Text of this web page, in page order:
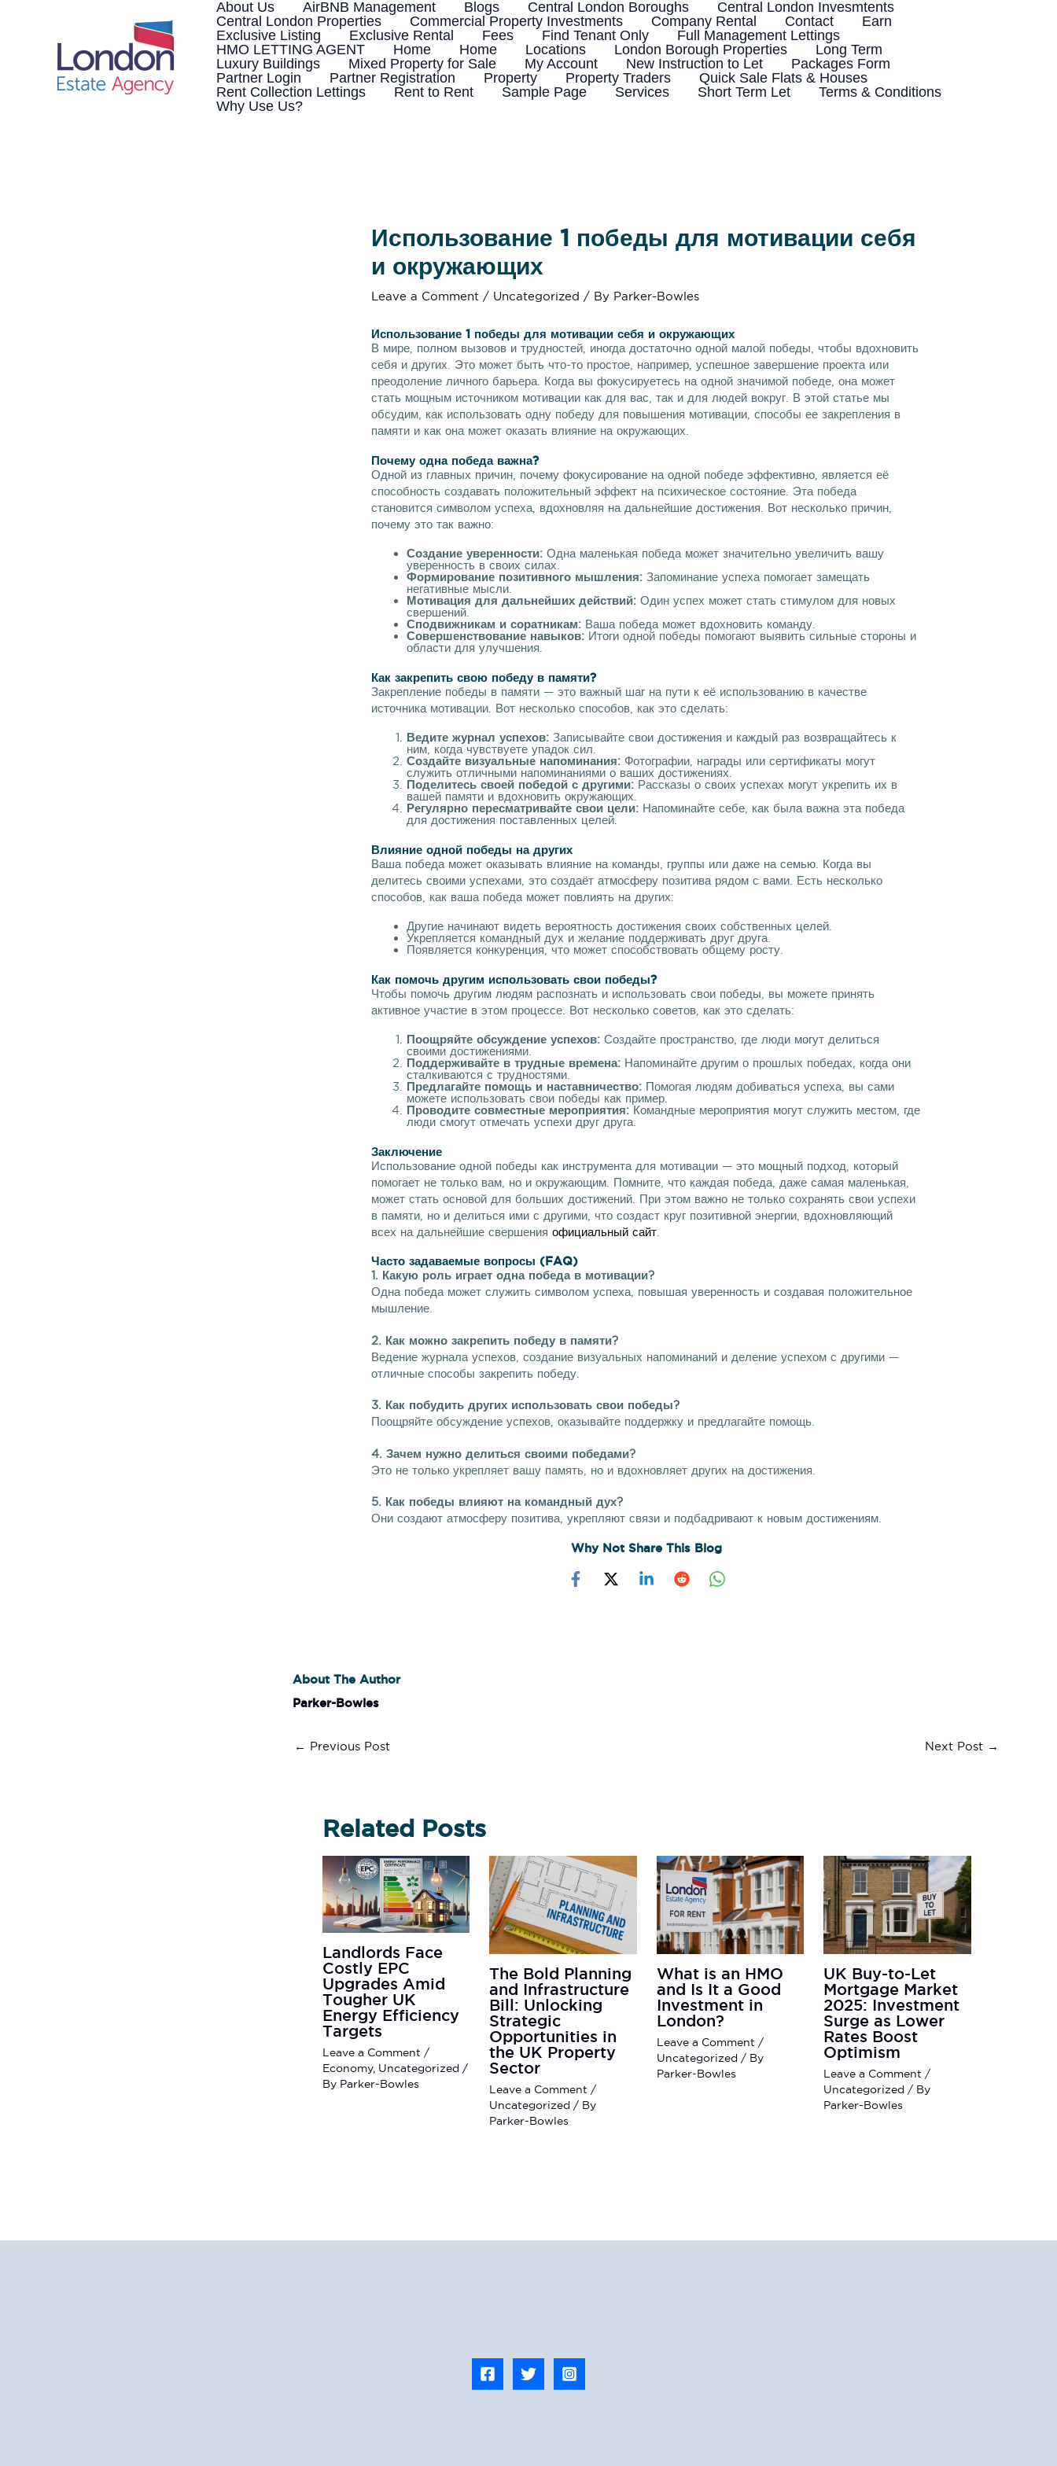
About Us AirBNB Management Blogs Central London Boroughs
Central London Invesmtents
Central London Properties
Commercial Property Investments Company Rental Contact
Earn
Exclusive Listing
Exclusive Rental Fees Find Tenant Only
Full Management Lettings
HMO LETTING AGENT
Home Home Locations London Borough Properties
Long Term
Luxury Buildings
Mixed Property for Sale My Account New Instruction to Let
Packages Form
Partner Login
Partner Registration Property Property Traders
Quick Sale Flats & Houses
Rent Collection Lettings
Rent to Rent Sample Page Services Short Term Let
Terms & Conditions
Why Use Us?
Использование 1 победы для мотивации себя
и окружающих
Leave a Comment / Uncategorized / By Parker-Bowles
Использование 1 победы для мотивации себя и окружающих
В мире, полном вызовов и трудностей, иногда достаточно одной малой победы, чтобы вдохновить
себя и других. Это может быть что-то простое, например, успешное завершение проекта или
преодоление личного барьера. Когда вы фокусируетесь на одной значимой победе, она может
стать мощным источником мотивации как для вас, так и для людей вокруг. В этой статье мы
обсудим, как использовать одну победу для повышения мотивации, способы ее закрепления в
памяти и как она может оказать влияние на окружающих.
Почему одна победа важна?
Одной из главных причин, почему фокусирование на одной победе эффективно, является её
способность создавать положительный эффект на психическое состояние. Эта победа
становится символом успеха, вдохновляя на дальнейшие достижения. Вот несколько причин,
почему это так важно:
Создание уверенности: Одна маленькая победа может значительно увеличить вашу
уверенность в своих силах.
Формирование позитивного мышления: Запоминание успеха помогает замещать
негативные мысли.
Мотивация для дальнейших действий: Один успех может стать стимулом для новых
свершений.
Сподвижникам и соратникам: Ваша победа может вдохновить команду.
Совершенствование навыков: Итоги одной победы помогают выявить сильные стороны и
области для улучшения.
Как закрепить свою победу в памяти?
Закрепление победы в памяти — это важный шаг на пути к её использованию в качестве
источника мотивации. Вот несколько способов, как это сделать:
Ведите журнал успехов: Записывайте свои достижения и каждый раз возвращайтесь к
ним, когда чувствуете упадок сил.
Создайте визуальные напоминания: Фотографии, награды или сертификаты могут
служить отличными напоминаниями о ваших достижениях.
Поделитесь своей победой с другими: Рассказы о своих успехах могут укрепить их в
вашей памяти и вдохновить окружающих.
Регулярно пересматривайте свои цели: Напоминайте себе, как была важна эта победа
для достижения поставленных целей.
Влияние одной победы на других
Ваша победа может оказывать влияние на команды, группы или даже на семью. Когда вы
делитесь своими успехами, это создаёт атмосферу позитива рядом с вами. Есть несколько
способов, как ваша победа может повлиять на других:
Другие начинают видеть вероятность достижения своих собственных целей.
Укрепляется командный дух и желание поддерживать друг друга.
Появляется конкуренция, что может способствовать общему росту.
Как помочь другим использовать свои победы?
Чтобы помочь другим людям распознать и использовать свои победы, вы можете принять
активное участие в этом процессе. Вот несколько советов, как это сделать:
Поощряйте обсуждение успехов: Создайте пространство, где люди могут делиться
своими достижениями.
Поддерживайте в трудные времена: Напоминайте другим о прошлых победах, когда они
сталкиваются с трудностями.
Предлагайте помощь и наставничество: Помогая людям добиваться успеха, вы сами
можете использовать свои победы как пример.
Проводите совместные мероприятия: Командные мероприятия могут служить местом, где
люди смогут отмечать успехи друг друга.
Заключение
Использование одной победы как инструмента для мотивации — это мощный подход, который
помогает не только вам, но и окружающим. Помните, что каждая победа, даже самая маленькая,
может стать основой для больших достижений. При этом важно не только сохранять свои успехи
в памяти, но и делиться ими с другими, что создаст круг позитивной энергии, вдохновляющий
всех на дальнейшие свершенияофициальный сайт
Часто задаваемые вопросы (FAQ)
1. Какую роль играет одна победа в мотивации?
Одна победа может служить символом успеха, повышая уверенность и создавая положительное
мышление.
2. Как можно закрепить победу в памяти?
Ведение журнала успехов, создание визуальных напоминаний и деление успехом с другими —
отличные способы закрепить победу.
3. Как побудить других использовать свои победы?
Поощряйте обсуждение успехов, оказывайте поддержку и предлагайте помощь.
4. Зачем нужно делиться своими победами?
Это не только укрепляет вашу память, но и вдохновляет других на достижения.
5. Как победы влияют на командный дух?
Они создают атмосферу позитива, укрепляют связи и подбадривают к новым достижениям.
Why Not Share This Blog
About The Author
Parker-Bowles
← Previous Post Next Post →
Related Posts
Landlords Face
Costly EPC
Upgrades Amid
Tougher UK
Energy Efficiency
Targets
Leave a Comment /
Economy, Uncategorized/
By Parker-Bowles
The Bold Planning
and Infrastructure
Bill: Unlocking
Strategic
Opportunities in
the UK Property
Sector
Leave a Comment /
Uncategorized / By
Parker-Bowles
What is an HMO
and Is It a Good
Investment in
London?
Leave a Comment /
Uncategorized/ By
Parker-Bowles
UK Buy-to-Let
Mortgage Market
2025: Investment
Surge as Lower
Rates Boost
Optimism
Leave a Comment /
Uncategorized / By
Parker-Bowles